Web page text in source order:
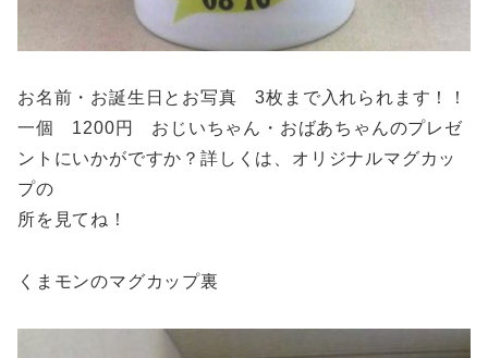
お名前・お誕生日とお写真 3枚まで入れられます！！
一個 1200円 おじいちゃん・おばあちゃんのプレゼ
ントにいかがですか？詳しくは、オリジナルマグカッ
プの
所を見てね！
くまモンのマグカップ裏